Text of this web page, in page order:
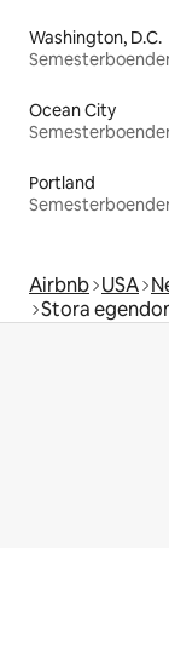
Washington, D.C.
Ocean City
Portland
Airbnb USA
Stora